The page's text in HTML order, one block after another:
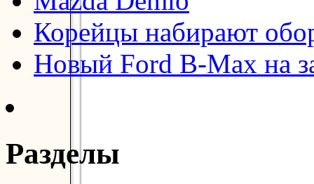
Корейцы набирают
Новый Ford B-Max на
Разделы